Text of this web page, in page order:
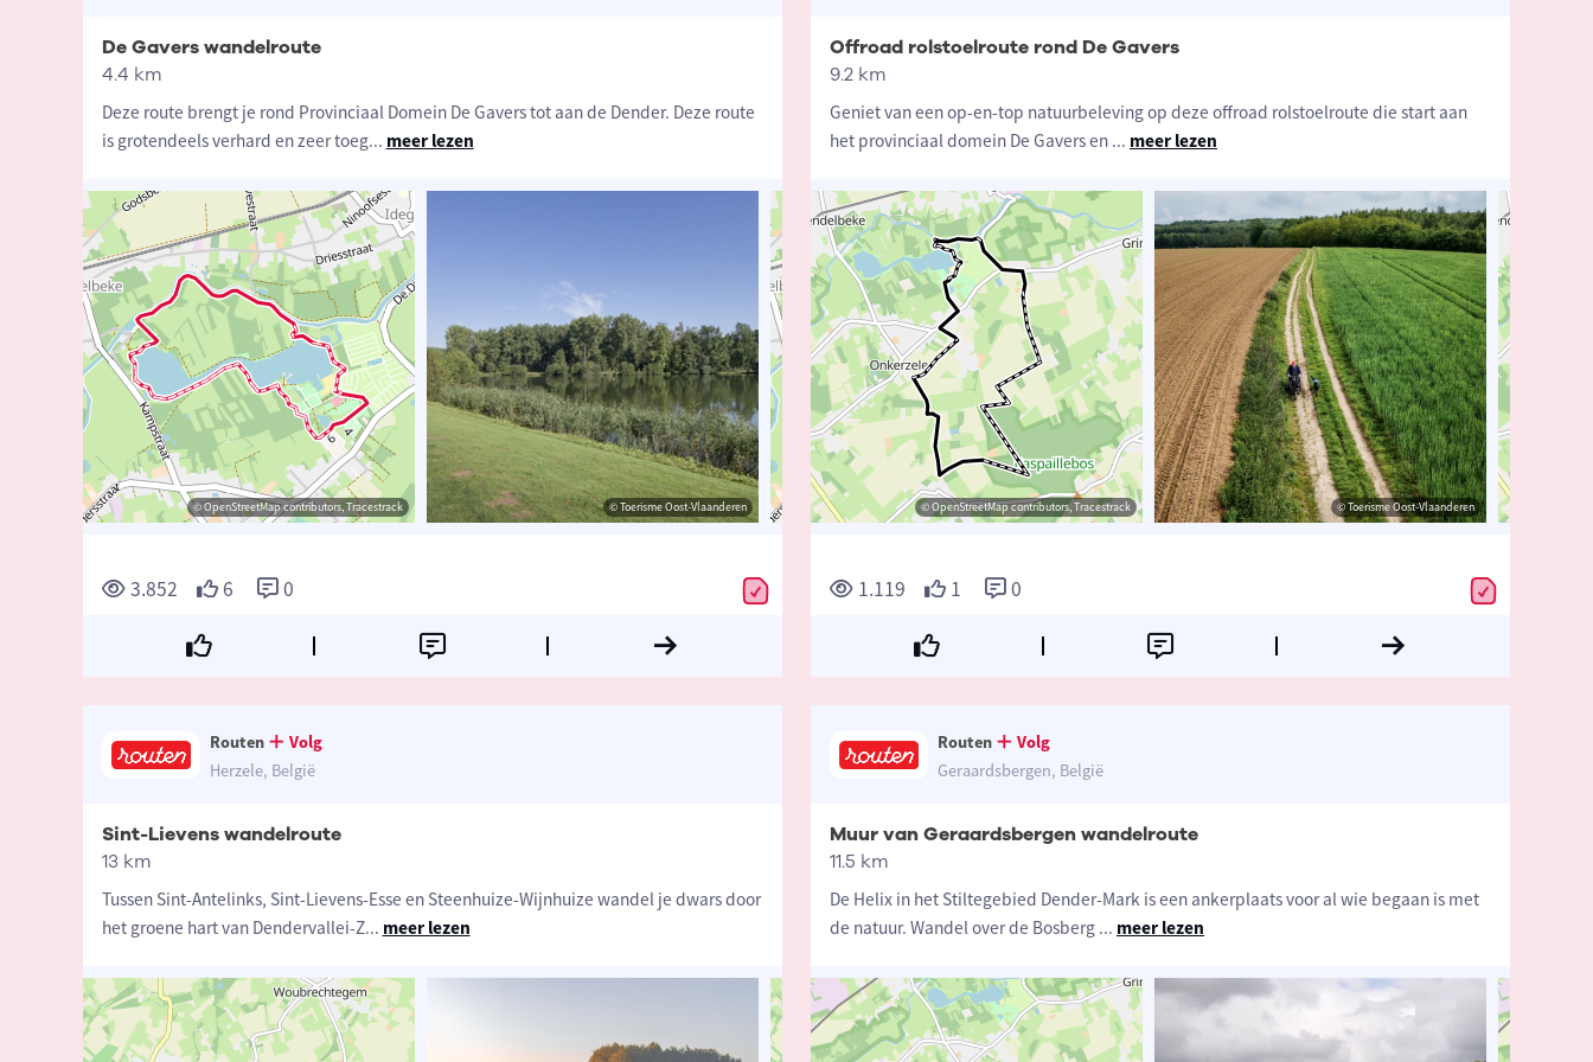
De Gavers wandelroute
4.4 km
Deze route brengt je rond Provinciaal Domein De Gavers tot aan de Dender. Deze route
is grotendeels verhard en zeer toeg... meer lezen
© OpenStreetMap contributors, Tracestrack © Toerisme Oost-Vlaanderen © OpenStreetMap contributors, Tracestrack © Toerisme Oost-Vlaanderen
3.852 6 0
Offroad rolstoelroute rond De Gavers
9.2 km
Geniet van een op-en-top natuurbeleving op deze offroad rolstoelroute die start aan
het provinciaal domein De Gavers en ... meer lezen
Oost-Vlaanderen © OpenStreetMap contributors, Tracestrack © Toerisme Oost-Vlaanderen © OpenStreetMap contributors, Tracestrack © Toerisme Oost-Vlaanderen
1.119 1 0
Routen
Volg
Herzele, België
Sint-Lievens wandelroute
13 km
Tussen Sint-Antelinks, Sint-Lievens-Esse en Steenhuize-Wijnhuize wandel je dwars door
het groene hart van Dendervallei-Z... meer lezen
Routen
Volg
Geraardsbergen, België
Muur van Geraardsbergen wandelroute
11.5 km
De Helix in het Stiltegebied Dender-Mark is een ankerplaats voor al wie begaan is met
de natuur. Wandel over de Bosberg ... meer lezen